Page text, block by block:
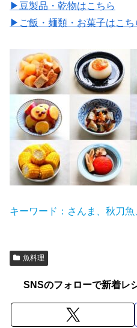
▶豆製品・乾物はこちら
▶ご飯・麺類・お菓子はこち
キーワード：さんま、秋刀魚
魚料理
SNSのフォローで新着レ